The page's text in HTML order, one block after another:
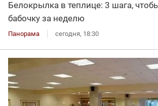
Белокрылка в теплице: 3 шага,
бабочку за неделю
Панорама сегодня, 18:30